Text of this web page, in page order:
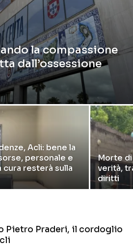
la compassione
dall’ossessione
Acli: bene la
personale e
resterà sulla
Morte di
verità,
diritti
Pietro Praderi, il cordoglio